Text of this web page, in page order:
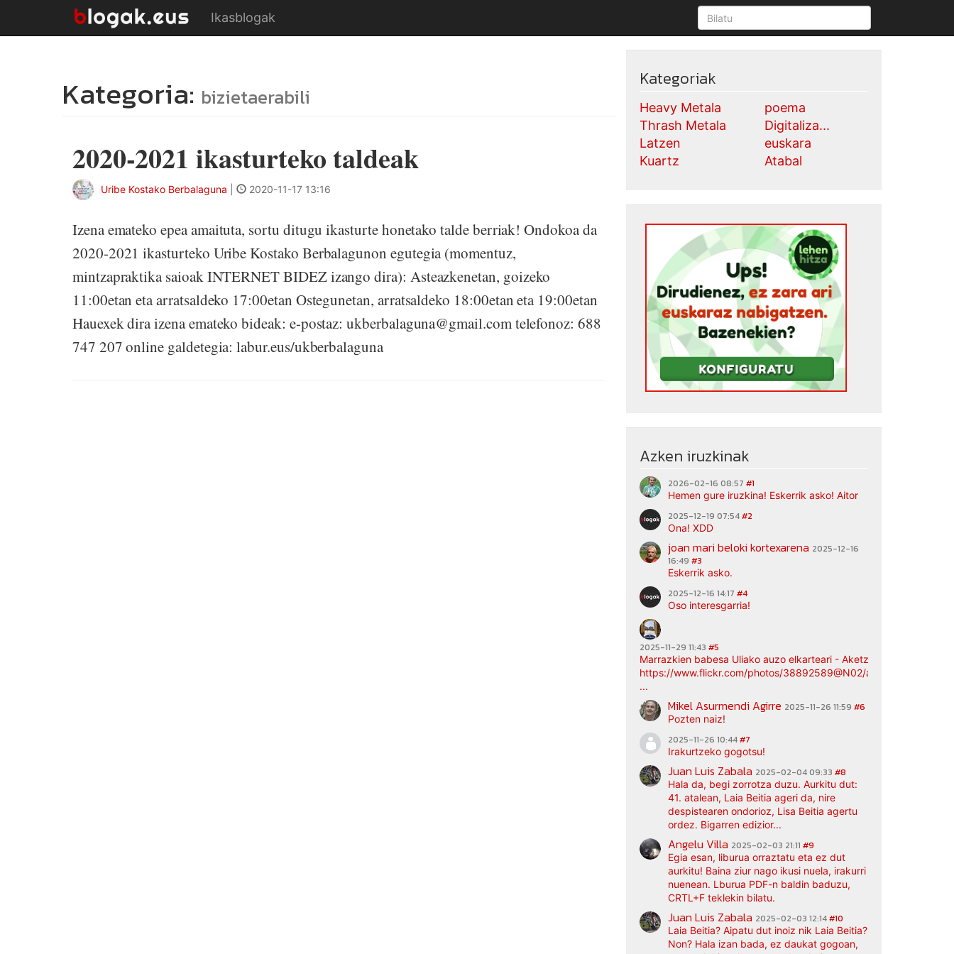
Ikasblogak
Kategoria: bizietaerabili
2020-2021 ikasturteko taldeak
Uribe Kostako Berbalaguna 2020-11-17 13:16
Izena emateko epea amaituta, sortu ditugu ikasturte honetako talde berriak! Ondokoa da
2020-2021 ikasturteko Uribe Kostako Berbalagunon egutegia (momentuz,
mintzapraktika saioak INTERNET BIDEZ izango dira): Asteazkenetan, goizeko
11:00etan eta arratsaldeko 17:00etan Ostegunetan, arratsaldeko 18:00etan eta 19:00etan
Hauexek dira izena emateko bideak: e-postaz: ukberbalaguna@gmail.com telefonoz: 688
747 207 online galdetegia: labur.eus/ukberbalaguna
Kategoriak
Heavy Metala
Thrash Metala
Latzen
Kuartz
poema
Digitaliza...
euskara
Atabal
Azken iruzkinak
2026-02-16 08:57 #1
Hemen gure iruzkina! Eskerrik asko! Aitor
2025-12-19 07:54#2
Ona! XDD
joan mari beloki kortexarena 2025-12-16
16:49 #3
Eskerrik asko.
2025-12-16 14:17 #4
Oso interesgarria!
2025-11-29 11:43 #5
Marrazkien babesa Uliako auzo elkarteari - Aketz etxea (argazki
https://www.flickr.com/photos/38892589@N02/albums/
...
Mikel Asurmendi Agirre 2025-11-26 11:59 #6
Pozten naiz!
2025-11-26 10:44#7
Irakurtzeko gogotsu!
Juan Luis Zabala 2025-02-04 09:33 #8
Hala da, begi zorrotza duzu. Aurkitu dut:
41. atalean, Laia Beitia ageri da, nire
despistearen ondorioz, Lisa Beitia agertu
ordez. Bigarren edizior...
Angelu Villa 2025-02-03 21:11 #9
Egia esan, liburua orraztatu eta ez dut
aurkitu! Baina ziur nago ikusi nuela, irakurri
nuenean. Lburua PDF-n baldin baduzu,
CRTL+F teklekin bilatu.
Juan Luis Zabala 2025-02-03 12:14#10
Laia Beitia? Aipatu dut inoiz nik Laia Beitia?
Non? Hala izan bada, ez daukat gogoan,